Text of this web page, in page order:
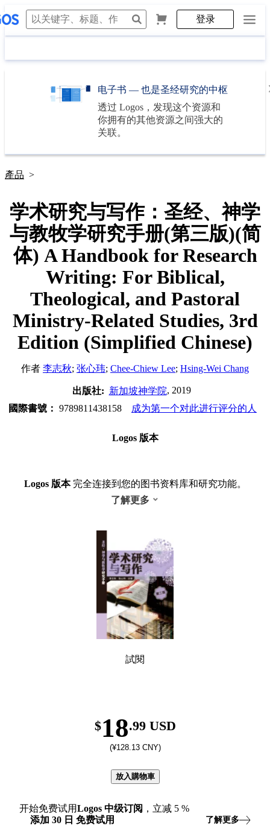
登录
电子书 — 也是圣经研究的中枢
透过 Logos ，发现这个资源和
你拥有的其他资源之间强大的
关联。
產品 >
学术研究与写作：圣经、神学
与教牧学研究手册(第三版)(简
体) A Handbook for Research
Writing: For Biblical,
Theological, and Pastoral
Ministry-Related Studies, 3rd
Edition (Simplified Chinese)
作者 李志秋; 张心玮; Chee-Chiew Lee; Hsing-Wei Chang
出版社: 新加坡神学院, 2019
國際書號： 9789811438158 成为第一个对此进行评分的人
Logos 版本
Logos 版本完全连接到您的图书资料库和研究功能。
了解更多
試閱
$18.99 USD
(¥128.13 CNY)
放入購物車
开始免费试用Logos 中级订阅 ，立减 5 %
添加 30 日 免费试用 了解更多